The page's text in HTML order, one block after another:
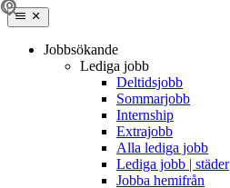
Jobbsökande
Lediga jobb
Deltidsjobb
Sommarjobb
Internship
Extrajobb
Alla lediga jobb
Lediga jobb | städer
Jobba hemifrån